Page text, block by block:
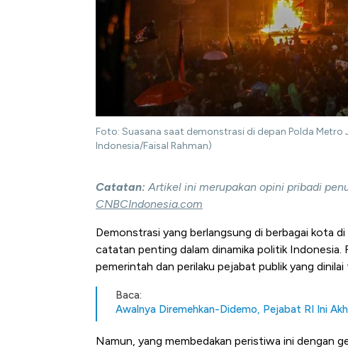
Foto: Suasana saat demonstrasi di depan Polda
Indonesia/Faisal Rahman)
Catatan: Artikel ini merupakan opini pribadi
CNBCIndonesia.com
Demonstrasi yang berlangsung di berbagai kota
catatan penting dalam dinamika politik Indonesia.
pemerintah dan perilaku pejabat publik yang
Baca:
Awalnya Diremehkan-Didemo, Pejabat RI Ini
Namun, yang membedakan peristiwa ini dengan